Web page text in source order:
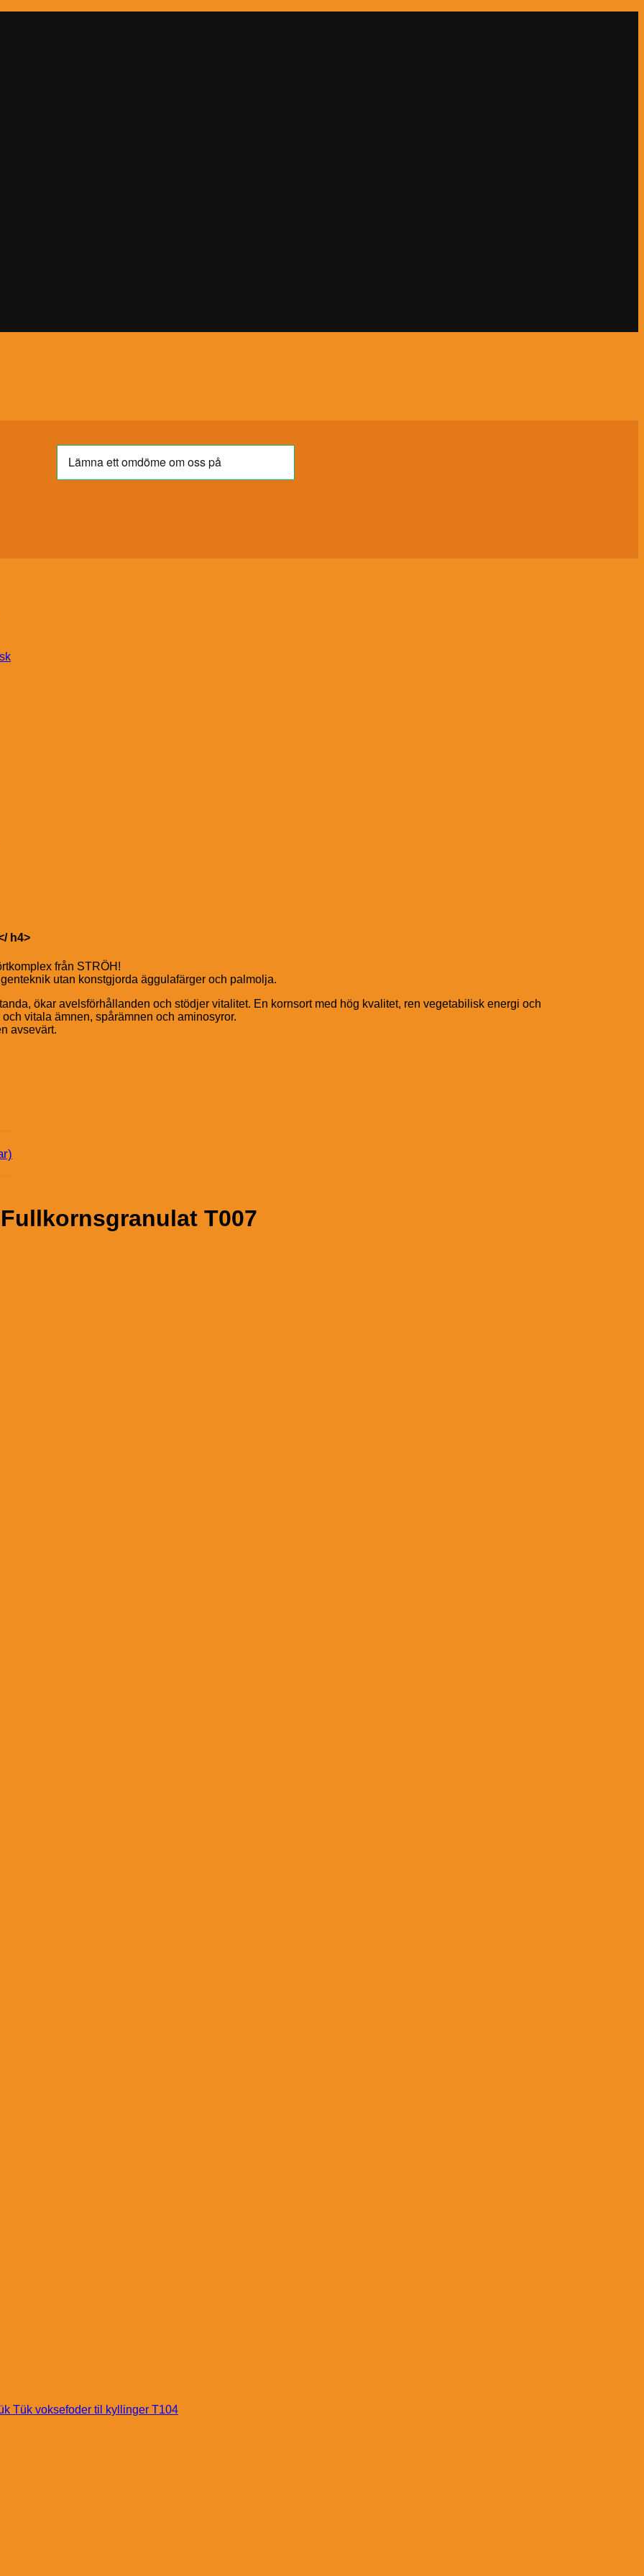
h4>
från STRÖH!
utan konstgjorda äggulafärger och palmolja.
ökar avelsförhållanden och stödjer vitalitet. En kornsort med hög kvalitet, ren vegetabilisk energi och
vitala ämnen, spårämnen och aminosyror.
avsevärt.
T007